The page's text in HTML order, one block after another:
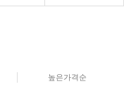
높은가격순